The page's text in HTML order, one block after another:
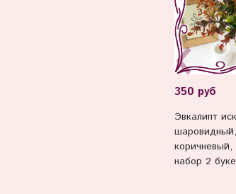
350 руб
Эвкалипт
набор 2